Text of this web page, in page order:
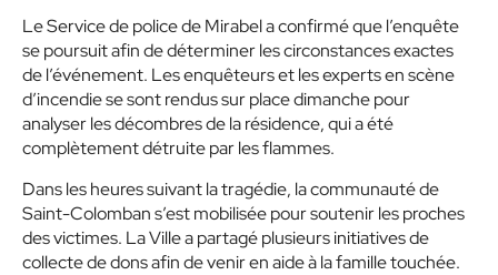
Le Service de police de Mirabel a confirmé que l’enquête
se poursuit afin de déterminer les circonstances exactes
de l’événement. Les enquêteurs et les experts en scène
d’incendie se sont rendus sur place dimanche pour
analyser les décombres de la résidence, qui a été
complètement détruite par les flammes.
Dans les heures suivant la tragédie, la communauté de
Saint-Colomban s’est mobilisée pour soutenir les proches
des victimes. La Ville a partagé plusieurs initiatives de
collecte de dons afin de venir en aide à la famille touchée.